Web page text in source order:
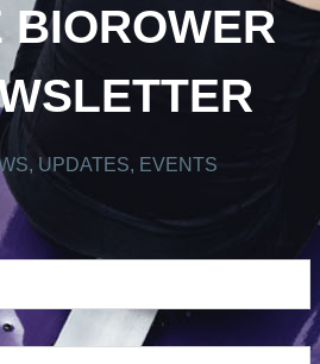
BIOROWER
UPDATES, EVENTS